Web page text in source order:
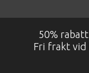
till
50%
Fri frakt vid